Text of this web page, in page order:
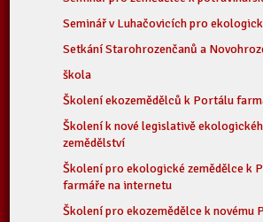
Seminář v Luhačovicích pro
Setkání Starohrozenčanů a
škola
Školení ekozemědělců k Portálu
Školení k nové legislativě
zemědělství
Školení pro ekologické zemědělce k
farmáře na internetu
Školení pro ekozemědělce k novému